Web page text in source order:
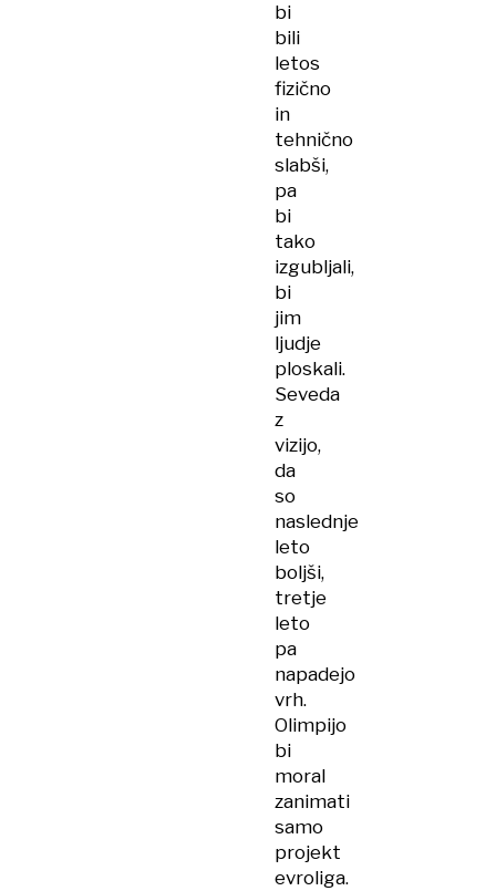
bi
bili
letos
fizično
in
tehnično
slabši,
pa
bi
tako
izgubljali,
bi
jim
ljudje
ploskali.
Seveda
z
vizijo,
da
so
naslednje
leto
boljši,
tretje
leto
pa
napadejo
vrh.
Olimpijo
bi
moral
zanimati
samo
projekt
evroliga.